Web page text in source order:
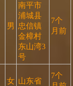
男
南平市
浦城县
忠信镇
金樟村
东山湾3
号
7个
月前
女 山东省
7个